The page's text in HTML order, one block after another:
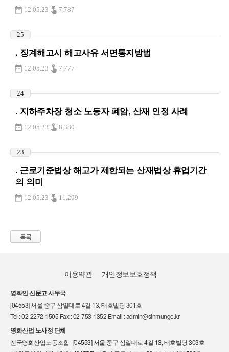
12.05.23 7,787
25
. 징계해고시 해고사유 서면통지방법
12.05.23 7,777
24
. 지하주차장 청소 노동자 폐암, 산재 인정 사례
12.05.23 8,380
23
. 근로기준법상 해고가 제한되는 산재법상 휴업기간
의 의미
12.05.23 11,299
목록
이용약관 개인정보보호정책
영화인 신문고 사무국
[04553] 서울 중구 삼일대로 4길 13, 태호빌딩 301호
Tel : 02-2272-1505 Fax : 02-753-1352 Email : admin@sinmungo.kr
영화산업 노사정 단체
전국영화산업노동조합 [04553] 서울 중구 삼일대로 4길 13, 태호빌딩 303호